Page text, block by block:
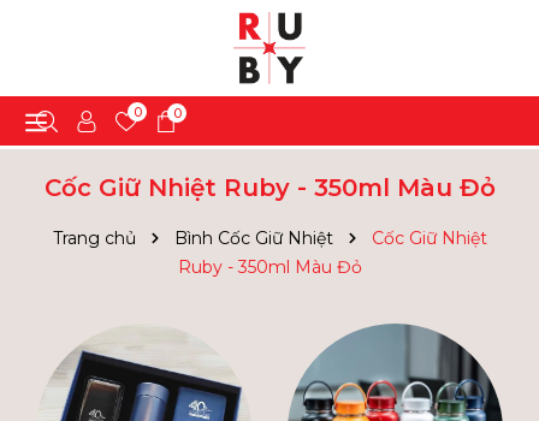
0 0
Cốc Giữ Nhiệt Ruby - 350ml Màu Đỏ
Trang chủ Bình Cốc Giữ Nhiệt
Cốc Giữ Nhiệt
Ruby - 350ml Màu Đỏ